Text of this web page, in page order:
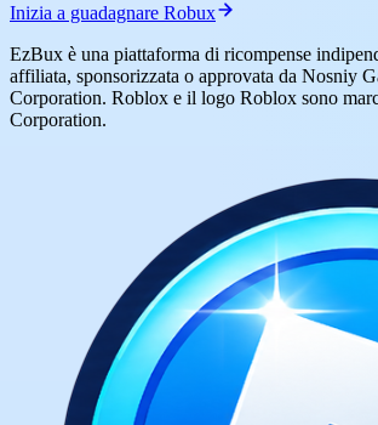
Inizia a guadagnare Robux
EzBux è una piattaforma di ricompense
affiliata, sponsorizzata o approvata da Nosniy
Corporation. Roblox e il logo Roblox sono
Corporation.